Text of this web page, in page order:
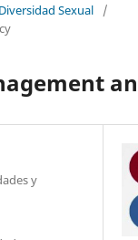
Sexual
/
y